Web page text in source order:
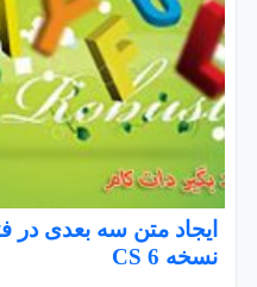
ایجاد متن سه بعدی در
نسخه CS 6